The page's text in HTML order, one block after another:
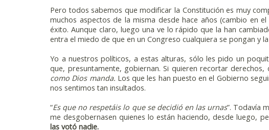
Pero todos sabemos que modificar la Constitución es muy
muchos aspectos de la misma desde hace años (cambio en
éxito. Aunque claro, luego una ve lo rápido que la han
entra el miedo de que en un Congreso cualquiera se pongan y la
Yo a nuestros políticos, a estas alturas, sólo les pido un
que, presuntamente, gobiernan. Si quieren recortar
como Dios manda. Los que les han puesto en el Gobierno
nos sentimos tan insultados.
“Es que no respetáis lo que se decidió en las urnas”. Todavía
me desgobernasen quienes lo están haciendo, desde luego,
las votó nadie.